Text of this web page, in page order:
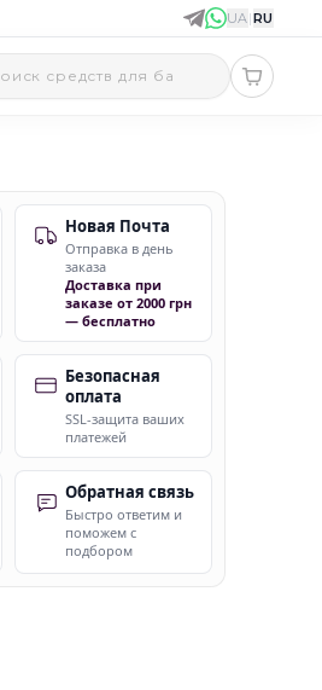
UA|RU
Новая Почта
Отправка в день
заказа
Доставка при
заказе от 2000 грн
— бесплатно
Безопасная
оплата
SSL-защита ваших
платежей
Обратная связь
Быстро ответим и
поможем с
подбором